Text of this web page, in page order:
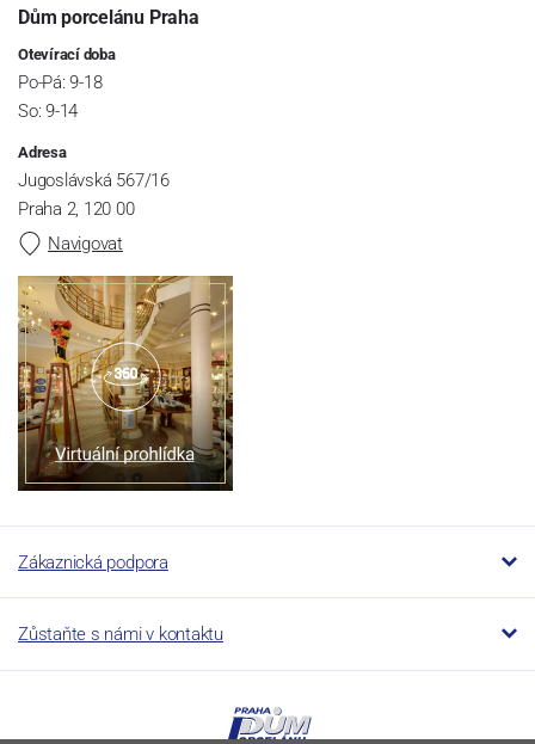
Dům porcelánu Praha
Otevírací doba
Po-Pá: 9-18
So: 9-14
Adresa
Jugoslávská 567/16
Praha 2, 120 00
Navigovat
Zákaznická podpora
Zůstaňte s námi v kontaktu